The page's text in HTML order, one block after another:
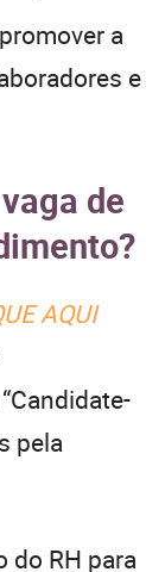
a
e
de
AQUI
pela
do RH para